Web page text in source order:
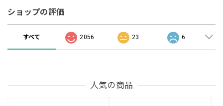
ショップの評価
すべて 2056 23 6
人気の商品